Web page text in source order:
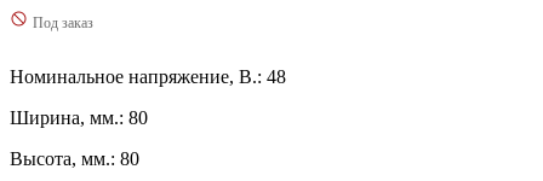
Под заказ
Номинальное напряжение, В.: 48
Ширина, мм.: 80
Высота, мм.: 80